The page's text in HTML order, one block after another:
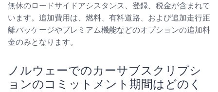
無休のロードサイドアシスタンス、登録、税金が含まれて
います。追加費用は、燃料、有料道路、および追加走行距
離パッケージやプレミアム機能などのオプションの追加料
金のみとなります。
ノルウェーでのカーサブスクリプシ
ョンのコミットメント期間はどのく